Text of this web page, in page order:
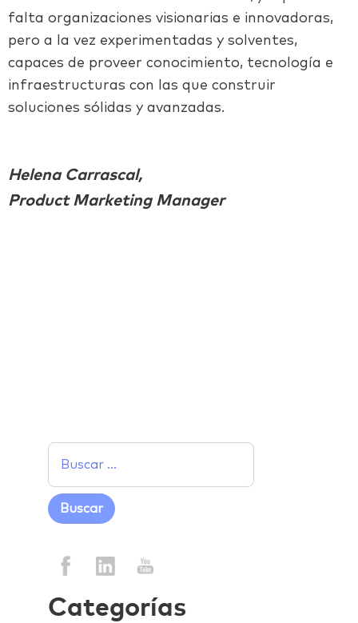
falta organizaciones visionarias e innovadoras,
pero a la vez experimentadas y solventes,
capaces de proveer conocimiento, tecnología e
infraestructuras con las que construir
soluciones sólidas y avanzadas.
Helena Carrascal,
Product Marketing Manager
Categorías